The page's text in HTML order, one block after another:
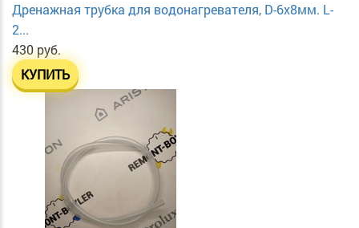
Дренажная трубка для водонагревателя, D-6х8мм. L-
2...
430 руб.
КУПИТЬ